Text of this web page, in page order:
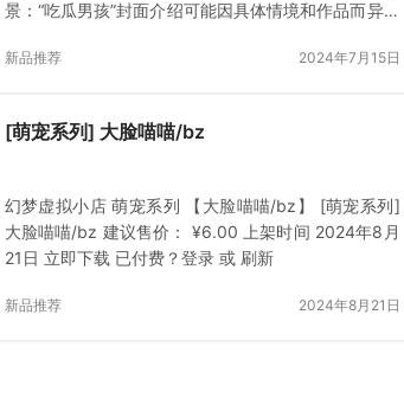
景：“吃瓜男孩”封面介绍可能因具体情境和作品而异，
种轻松、趣味或略带调侃的氛围。 主题图案：“吃瓜男
透露出对美味的享受和对生活的热爱。 [微信红包封面
新品推荐 2024年7月15日
[萌宠系列] 大脸喵喵/bz
幻梦虚拟小店 萌宠系列 【大脸喵喵/bz】 [萌宠系列]
大脸喵喵/bz 建议售价： ¥6.00 上架时间 2024年8月
21日 立即下载 已付费？登录 或 刷新
新品推荐 2024年8月21日